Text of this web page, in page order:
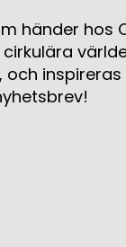
händer hos